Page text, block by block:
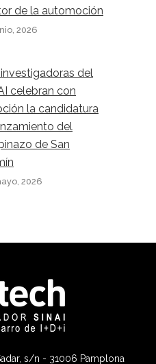
de la automoción
2026
del
celebran con
la candidatura
del
de San
2026
s/n - 31006 Pamplona